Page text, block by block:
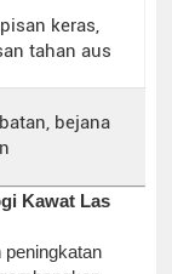
keras,
tahan aus
bejana
Kawat Las
peningkatan